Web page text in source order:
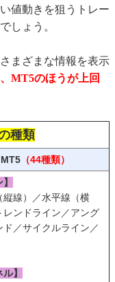
値動きを狙うトレー
しょう。
まざまな情報を表示
MT5のほうが上回
種類
MT5 （44種類）
縦線）／水平線（横
レンドライン／アング
ド／サイクルライン／
】